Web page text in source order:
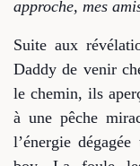
approche, mes
Suite aux
Daddy de venir
le chemin, ils
à une pêche
l’énergie